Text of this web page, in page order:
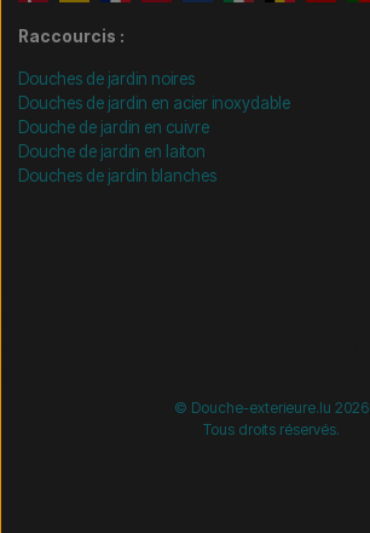
Raccourcis :
Douches de jardin noires
Douches de jardin en acier inoxydable
Douche de jardin en cuivre
Douche de jardin en laiton
Douches de jardin blanches
© Douche-exterieure.lu 2026
Tous droits réservés.